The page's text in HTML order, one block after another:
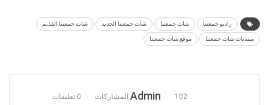
راديو جمعتنا شات جمعتنا شات جمعتنا الجديد شات جمعتنا القديم
منتديات شات جمعتنا موقع شات جمعتنا
Admin 102 المشاركات 0 تعليقات